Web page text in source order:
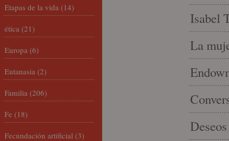
Isabel
La
Etapas de la vida (14)
ética (21)
Europa (6)
Eutanasia (2)
Familia (206)
Fe (18)
Fecundación artificial (3)